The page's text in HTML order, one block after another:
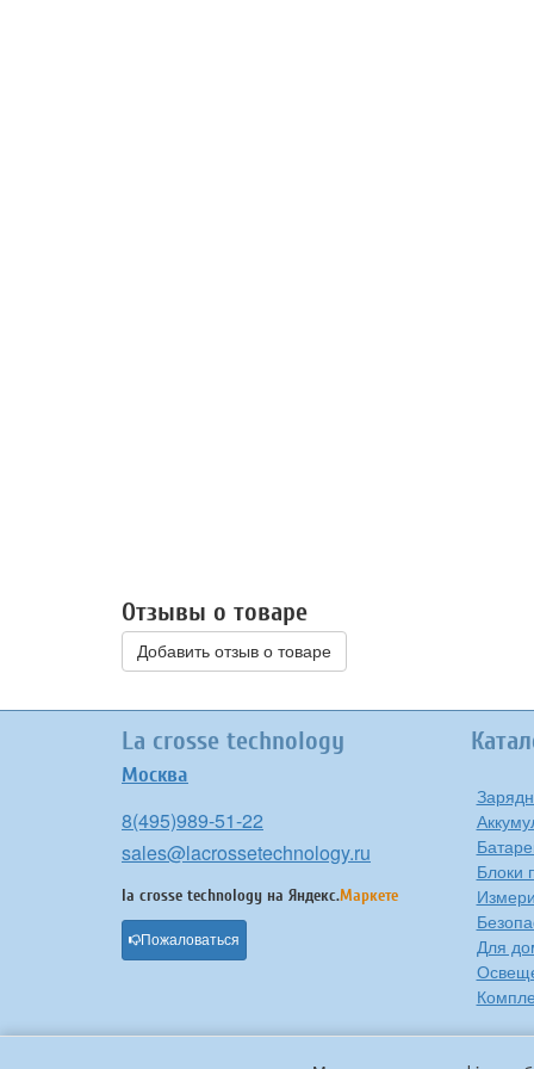
Отзывы о товаре
Добавить отзыв о товаре
La crosse technology
Москва
8(495)989-51-22
sales@lacrossetechnology.ru
la crosse technology на Яндекс.Маркете
Пожаловаться
Блоки
Для